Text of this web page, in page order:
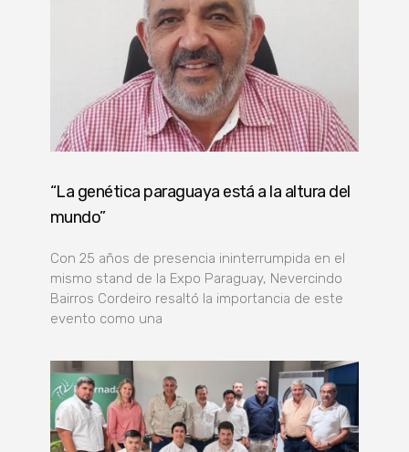
“La genética paraguaya está a la altura del
mundo”
Con 25 años de presencia ininterrumpida en el
mismo stand de la Expo Paraguay, Nevercindo
Bairros Cordeiro resaltó la importancia de este
evento como una